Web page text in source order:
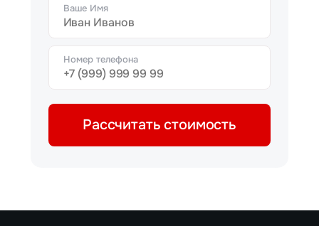
Ваше Имя
Номер телефона
Рассчитать стоимость